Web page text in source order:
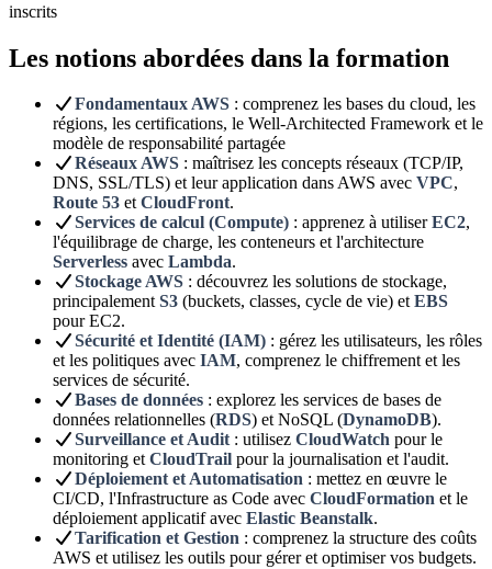
inscrits
Les notions abordées dans la formation
Fondamentaux AWS : comprenez les bases du cloud, les
régions, les certifications, le Well-Architected Framework et le
modèle de responsabilité partagée
Réseaux AWS : maîtrisez les concepts réseaux (TCP/IP,
DNS, SSL/TLS) et leur application dans AWS avec VPC,
Route 53 etCloudFront.
Services de calcul (Compute) : apprenez à utiliserEC2,
l'équilibrage de charge, les conteneurs et l'architecture
Serverless avec Lambda.
Stockage AWS : découvrez les solutions de stockage,
principalementS3 (buckets, classes, cycle de vie) etEBS
pour EC2.
Sécurité et Identité (IAM) : gérez les utilisateurs, les rôles
et les politiques avec IAM, comprenez le chiffrement et les
services de sécurité.
Bases de données : explorez les services de bases de
données relationnelles (RDS) et NoSQL (DynamoDB).
Surveillance et Audit: utilisez CloudWatch pour le
monitoring etCloudTrail pour la journalisation et l'audit.
Déploiement et Automatisation : mettez en œuvre le
CI/CD, l'Infrastructure as Code avec CloudFormation et le
déploiement applicatif avec Elastic Beanstalk.
Tarification et Gestion : comprenez la structure des coûts
AWS et utilisez les outils pour gérer et optimiser vos budgets.